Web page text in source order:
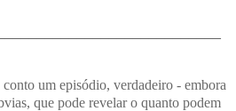
um episódio, verdadeiro - embora
que pode revelar o quanto podem